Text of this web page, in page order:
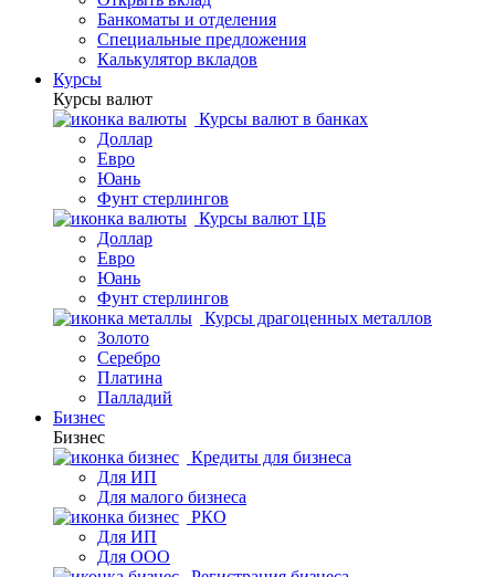
Банкоматы и отделения
Специальные предложения
Калькулятор вкладов
Курсы
Курсы валют
Курсы валют в банках
Доллар
Евро
Юань
Фунт стерлингов
Курсы валют ЦБ
Доллар
Евро
Юань
Фунт стерлингов
Курсы драгоценных металлов
Золото
Серебро
Платина
Палладий
Бизнес
Бизнес
Кредиты для бизнеса
Для ИП
Для малого бизнеса
РКО
Для ИП
Для ООО